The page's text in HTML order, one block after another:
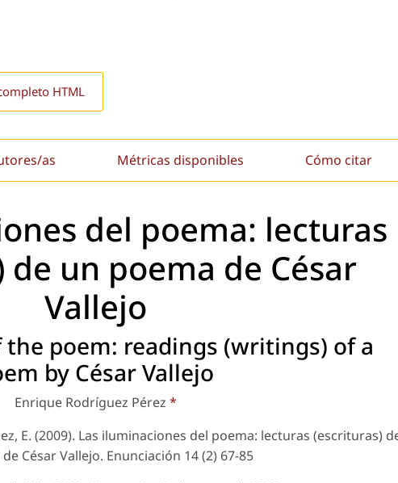
HTML
as Métricas disponibles Cómo citar
del poema: lecturas
de un poema de César
Vallejo
poem: readings (writings) of a
by César Vallejo
Enrique Rodríguez Pérez *
E. (2009). Las iluminaciones del poema: lecturas (escrituras)
César Vallejo. Enunciación 14 (2) 67-85